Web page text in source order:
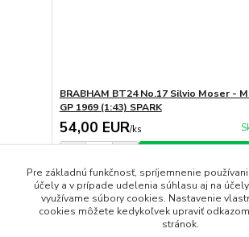
BRABHAM BT24 No.17 Silvio Moser -
GP 1969 (1:43) SPARK
54,00 EUR/ks
strana z 1
Pre základnú funkčnosť, spríjemnenie
účely a v prípade udelenia súhlasu aj na
využívame súbory cookies. Nastavenie
cookies môžete kedykoľvek upraviť
stránok.